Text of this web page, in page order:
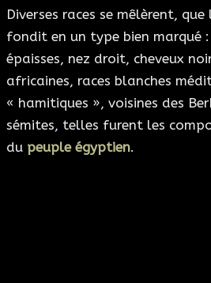
Diverses races se mêlèrent,
fondit en un type bien marqué
épaisses, nez droit, cheveux
africaines, races blanches
« hamitiques », voisines des
sémites, telles furent les
du peuple égyptien.